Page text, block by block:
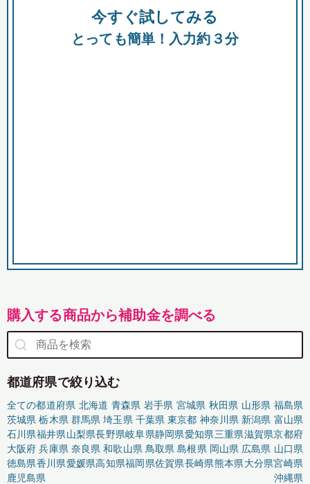
助成金 融資 出資
今すぐ試してみる
とっても簡単！入力約３分
購入する商品から補助金を調べる
都道府県で絞り込む
全ての都道府県 北海道 青森県 岩手県 宮城県 秋田県 山形県 福島県
茨城県 栃木県 群馬県 埼玉県 千葉県 東京都 神奈川県 新潟県 富山県
石川県福井県山梨県長野県岐阜県静岡県愛知県三重県滋賀県京都府
大阪府 兵庫県 奈良県 和歌山県 鳥取県 島根県 岡山県 広島県 山口県
徳島県香川県愛媛県高知県福岡県佐賀県長崎県熊本県大分県宮崎県
鹿児島県
沖縄県